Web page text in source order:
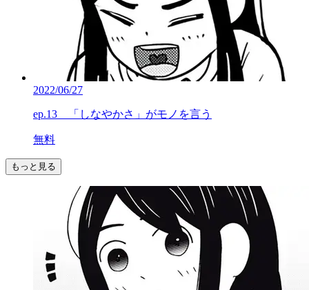
2022/06/27
ep.13 「しなやかさ」がモノを言う
無料
もっと見る